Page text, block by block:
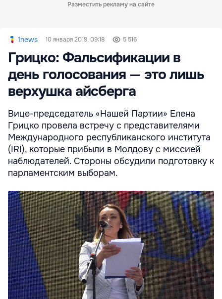
Разместить рекламу на сайте
1news 10 января 2019, 09:18 5 516
Грицко: Фальсификации в
день голосования — это лишь
верхушка айсберга
Вице-председатель «Нашей Партии» Елена
Грицко провела встречу с представителями
Международного республиканского института
(IRI), которые прибыли в Молдову с миссией
наблюдателей. Стороны обсудили подготовку к
парламентским выборам.